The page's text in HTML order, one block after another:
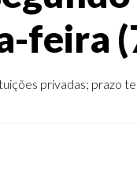
feira
privadas; prazo